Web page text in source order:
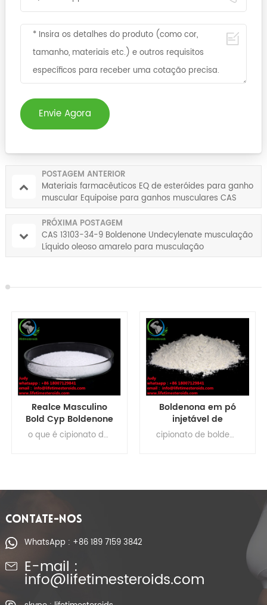
Envie Agora
POSTAGEM ANTERIOR
Materiais farmacêuticos EQ de esteróides para ganho
muscular Equipoise para ganhos musculares CAS
13103-34-9
PRÓXIMA POSTAGEM
CAS 13103-34-9 Boldenone Undecylenate musculação
Líquido oleoso amarelo para musculação
Boldenona em pó
injetável de
esteroides
farmacêuticos
cipionato de boldenona reddit, ciclo de cipionato de boldenona, dosagem de cipionato de boldenona, receita de cipionato de boldenona, venda de cipionato de boldenona, ciclo de boldenona e cipionato
CAS 106505-90-2
Hormônios
esteroides
esteróides anabolizantes legais para construção muscular , pó de testosterona cru, hormônios esteróides, suplementos para ganhos musculares Boldenone Cypionate ciclo Boldenone Cypionate meia-vida Boldenone Cypionate efeitos colaterais Dosagem de Boldenone Cypionate Boldenone Cypionate para venda Receita de Boldenone Cyp Boldenone Cyp
CONTATE-NOS
WhatsApp : +86 189 7159 3842
E-mail :
info@lifetimesteroids.com